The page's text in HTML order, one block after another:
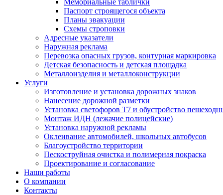
Мемориальные таблички
Паспорт строящегося объекта
Планы эвакуации
Схемы строповки
Адресные указатели
Наружная реклама
Перевозка опасных грузов, контурная маркировка
Детская безопасность и детская площадка
Металлоизделия и металлоконструкции
Услуги
Изготовление и установка дорожных знаков
Нанесение дорожной разметки
Установка светофоров Т7 и обустройство
Монтаж ИДН (лежачие полицейские)
Установка наружной рекламы
Оклеивание автомобилей, школьных автобусов
Благоустройство территории
Пескоструйная очистка и полимерная покраска
Проектирование и согласование
Наши работы
О компании
Контакты